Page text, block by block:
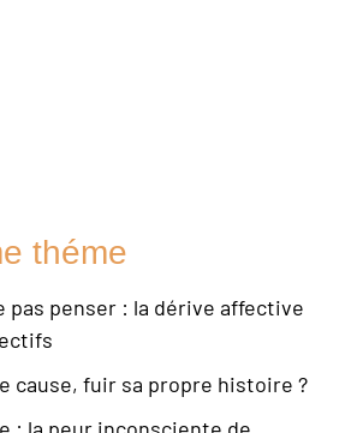
théme
pas penser : la dérive affective
cause, fuir sa propre histoire ?